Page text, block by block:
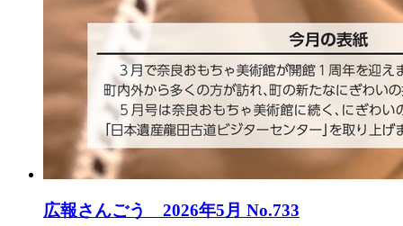
広報さんごう 2026年5月 No.733